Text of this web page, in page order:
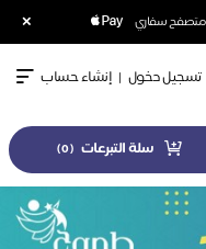
متصفح سفاري ×
تسجيل دخول | إنشاء حساب
سلة التبرعات (
0
)